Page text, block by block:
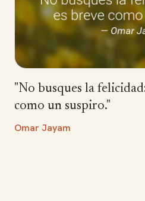
"No busques la
como un suspiro."
Omar Jayam